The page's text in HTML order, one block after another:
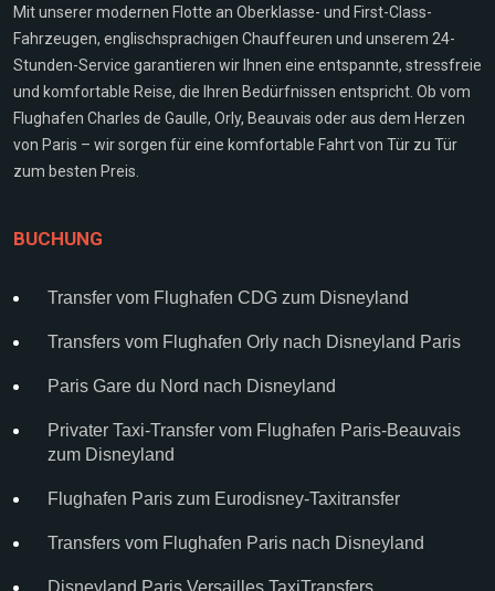
Mit unserer modernen Flotte an Oberklasse- und First-Class-
Fahrzeugen, englischsprachigen Chauffeuren und unserem 24-
Stunden-Service garantieren wir Ihnen eine entspannte, stressfreie
und komfortable Reise, die Ihren Bedürfnissen entspricht. Ob vom
Flughafen Charles de Gaulle, Orly, Beauvais oder aus dem Herzen
von Paris – wir sorgen für eine komfortable Fahrt von Tür zu Tür
zum besten Preis.
BUCHUNG
Transfer vom Flughafen CDG zum Disneyland
Transfers vom Flughafen Orly nach Disneyland Paris
Paris Gare du Nord nach Disneyland
Privater Taxi-Transfer vom Flughafen Paris-Beauvais
zum Disneyland
Flughafen Paris zum Eurodisney-Taxitransfer
Transfers vom Flughafen Paris nach Disneyland
Disneyland Paris Versailles TaxiTransfers